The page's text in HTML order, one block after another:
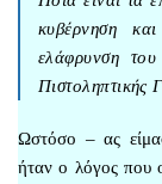
κυβέρνηση
ελάφρυνση
Πιστοληπτικής
Ωστόσο – ας
ήταν ο λόγος που